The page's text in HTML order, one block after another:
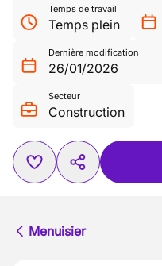
Temps de travail
Temps plein
Dernière modification
26/01/2026
Secteur
Construction
Menuisier